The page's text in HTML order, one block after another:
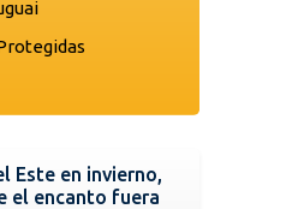
Este en invierno,
el encanto fuera